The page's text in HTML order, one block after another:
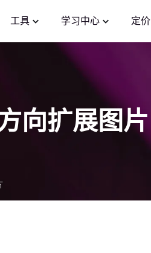
工具 学习中心 定价
向扩展图片